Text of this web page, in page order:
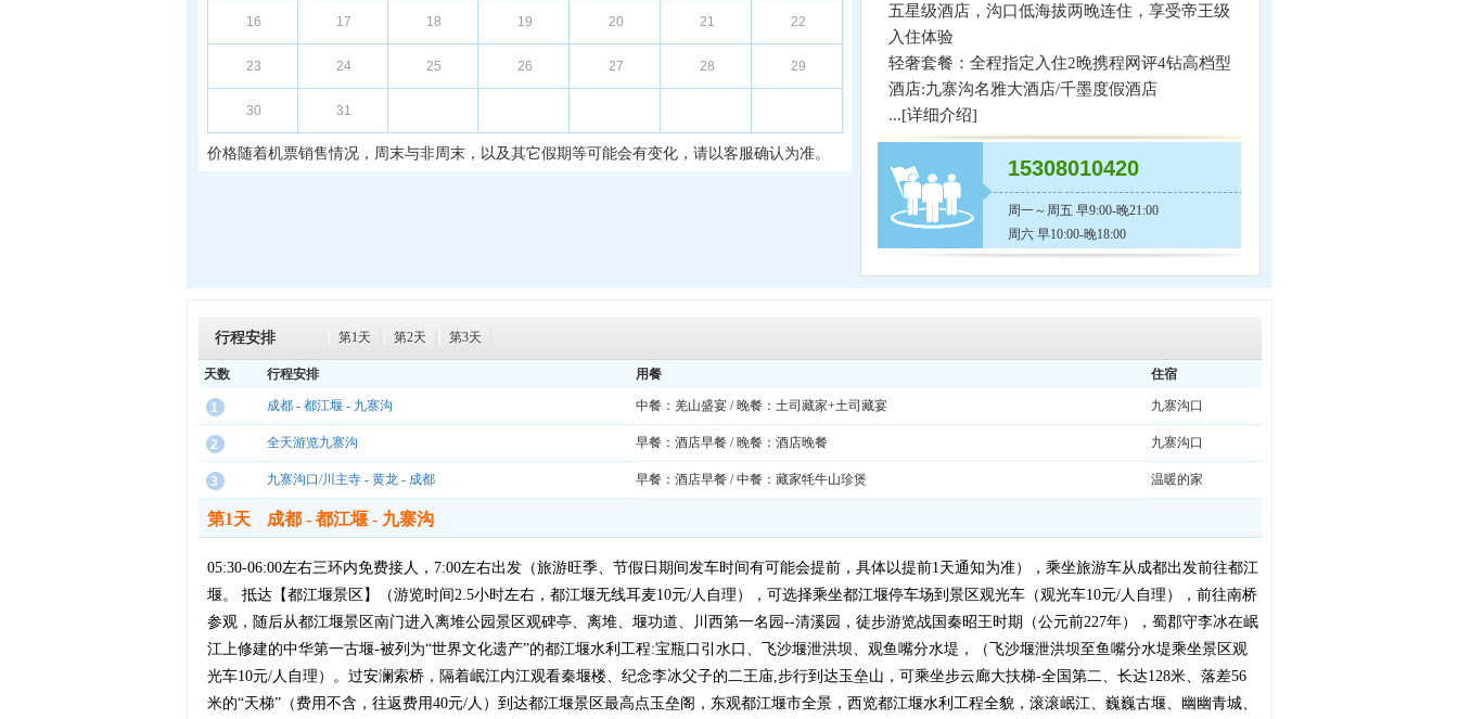
16 17 18 19 20 21 22
23 24 25 26 27 28 29
30 31
价格随着机票销售情况，周末与非周末，以及其它假期等可能会有变化，请以客服确认为准。
五星级酒店，沟口低海拔两晚连住，享受帝王级
入住体验
轻奢套餐：全程指定入住2晚携程网评4钻高档型
酒店:九寨沟名雅大酒店/千墨度假酒店
...[详细介绍]
15308010420
周一～周五 早9:00-晚21:00
周六 早10:00-晚18:00
行程安排 第1天 第2天 第3天
天数 行程安排 用餐 住宿
1 成都 - 都江堰 - 九寨沟 中餐：羌山盛宴 / 晚餐：土司藏家+土司藏宴 九寨沟口
2 全天游览九寨沟 早餐：酒店早餐 / 晚餐：酒店晚餐 九寨沟口
3 九寨沟口/川主寺 - 黄龙 - 成都 早餐：酒店早餐 / 中餐：藏家牦牛山珍煲 温暖的家
第1天 成都 - 都江堰 - 九寨沟
05:30-06:00左右三环内免费接人，7:00左右出发（旅游旺季、节假日期间发车时间有可能会提前，具体以提前1天通知为准），乘坐旅游车从成都出发前往都江
堰。 抵达【都江堰景区】（游览时间2.5小时左右，都江堰无线耳麦10元/人自理），可选择乘坐都江堰停车场到景区观光车（观光车10元/人自理），前往南桥
参观，随后从都江堰景区南门进入离堆公园景区观碑亭、离堆、堰功道、川西第一名园--清溪园，徒步游览战国秦昭王时期（公元前227年），蜀郡守李冰在岷
江上修建的中华第一古堰-被列为“世界文化遗产”的都江堰水利工程:宝瓶口引水口、飞沙堰泄洪坝、观鱼嘴分水堤，（飞沙堰泄洪坝至鱼嘴分水堤乘坐景区观
光车10元/人自理）。过安澜索桥，隔着岷江内江观看秦堰楼、纪念李冰父子的二王庙,步行到达玉垒山，可乘坐步云廊大扶梯-全国第二、长达128米、落差56
米的“天梯”（费用不含，往返费用40元/人）到达都江堰景区最高点玉垒阁，东观都江堰市全景，西览都江堰水利工程全貌，滚滚岷江、巍巍古堰、幽幽青城、